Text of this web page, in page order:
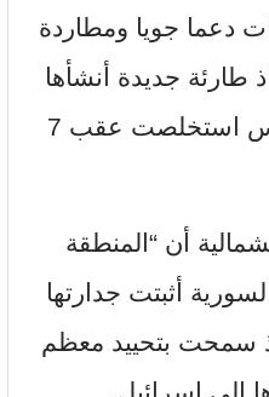
دعما جويا ومطاردة
طارئة جديدة أنشأها
سلاح الجو بناء على دروس استخلصت عقب 7
أن “المنطقة
أثبتت جدارتها
سمحت بتحييد معظم